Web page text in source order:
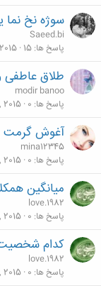
سوژه نخ
Saeed.bi
پاسخ ها 15
طلاق عاطفی
modir banoo
پاسخ ها 0
2015
آغوش گرمت
mina12345
پاسخ ها 0
ميانگين همکلامي
love.1982
پاسخ ها 0
کدام
love.1982
پاسخ ها 0